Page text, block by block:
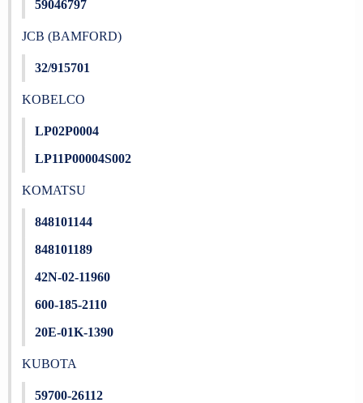
59046797
JCB (BAMFORD)
32/915701
KOBELCO
LP02P0004
LP11P00004S002
KOMATSU
848101144
848101189
42N-02-11960
600-185-2110
20E-01K-1390
KUBOTA
59700-26112